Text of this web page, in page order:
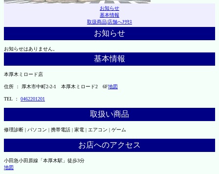
お知らせ
基本情報
取扱商品|店舗へｱｸｾｽ
お知らせ
お知らせはありません。
基本情報
本厚木ミロード店
住所 ： 厚木市中町2-2-1 本厚木ミロード2 6F地図
TEL ： 0462201201
取扱い商品
修理診断 | パソコン | 携帯電話 | 家電 | エアコン | ゲーム
お店へのアクセス
小田急小田原線「本厚木駅」徒歩3分
地図